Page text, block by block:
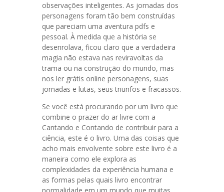
observações inteligentes. As jornadas dos
personagens foram tão bem construídas
que pareciam uma aventura pdfs e
pessoal. À medida que a história se
desenrolava, ficou claro que a verdadeira
magia não estava nas reviravoltas da
trama ou na construção do mundo, mas
nos ler grátis online personagens, suas
jornadas e lutas, seus triunfos e fracassos.
Se você está procurando por um livro que
combine o prazer do ar livre com a
Cantando e Contando de contribuir para a
ciência, este é o livro. Uma das coisas que
acho mais envolvente sobre este livro é a
maneira como ele explora as
complexidades da experiência humana e
as formas pelas quais livro encontrar